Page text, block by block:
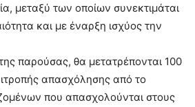
μεταξύ των οποίων συνεκτιμάται
και με έναρξη ισχύος την
παρούσας, θα μετατρέπονται 100
απασχόλησης από το
που απασχολούνται στους